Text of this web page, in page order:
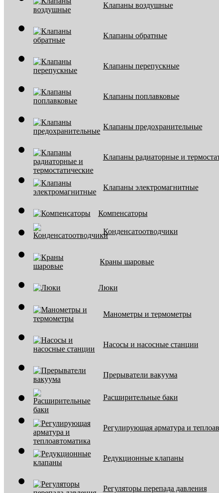
Клапаны воздушные
Клапаны обратные
Клапаны перепускные
Клапаны поплавковые
Клапаны предохранительные
Клапаны радиаторные и
Клапаны электромагнитные
Компенсаторы
Конденсатоотводчики
Краны шаровые
Люки
Манометры и термометры
Насосы и насосные станции
Прерыватели вакуума
Расширительные баки
Регулирующая арматура и
Редукционные клапаны
Регуляторы перепада давления